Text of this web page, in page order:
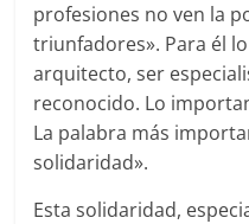
profesiones no ven la
triunfadores». Para él
arquitecto, ser
reconocido. Lo
La palabra más
solidaridad».
Esta solidaridad,